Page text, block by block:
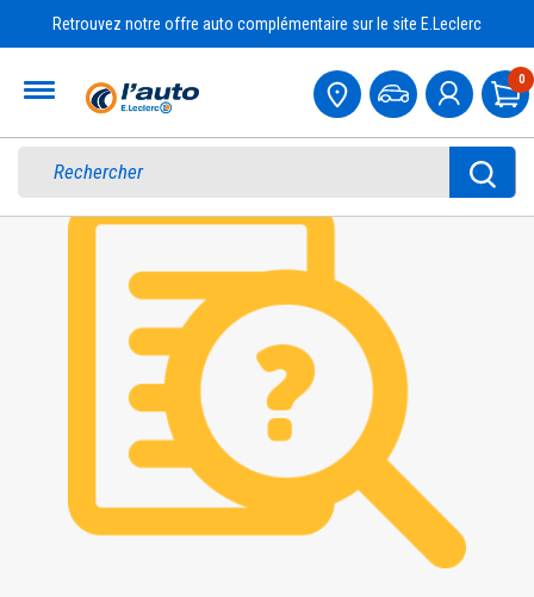
Retrouvez notre offre auto complémentaire sur le site E.Leclerc
0